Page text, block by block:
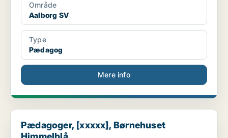
Område
Aalborg SV
Type
Pædagog
Mere info
Pædagoger, [xxxxx], Børnehuset Himmelblå
Pædagoger, [xxxxx], Børnehuset